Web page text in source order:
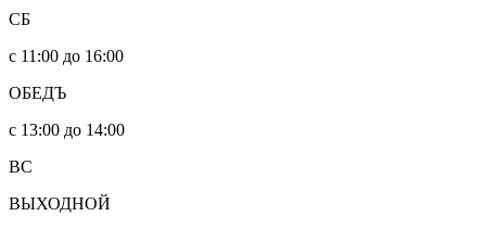
СБ
с 11:00 до 16:00
ОБЕДЪ
с 13:00 до 14:00
ВС
ВЫХОДНОЙ